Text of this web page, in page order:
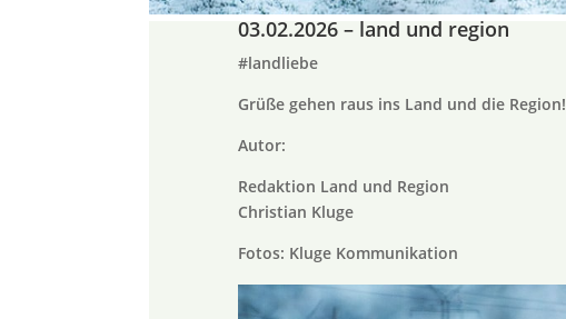
03.02.2026 – land und region
#landliebe
Grüße gehen raus ins Land und die Region!
Autor:
Redaktion Land und Region
Christian Kluge
Fotos: Kluge Kommunikation